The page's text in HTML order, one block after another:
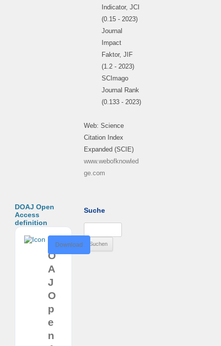
Indicator, JCI
(0.15 - 2023)
Journal
Impact
Faktor, JIF
(1.2 - 2023)
SCImago
Journal Rank
(0.133 - 2023)
Web: Science
Citation Index
Expanded (SCIE)
www.webofknowled
ge.com
DOAJ Open
Access
definition
O
A
J
O
p
e
n
Download
Suche
nach: